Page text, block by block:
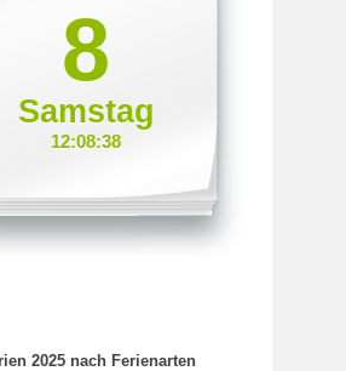
8
Samstag
12:08:38
2025 nach Ferienarten